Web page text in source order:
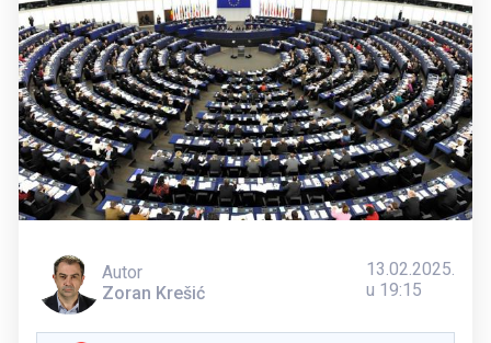
Autor
Zoran Krešić
13.02.2025.
u 19:15